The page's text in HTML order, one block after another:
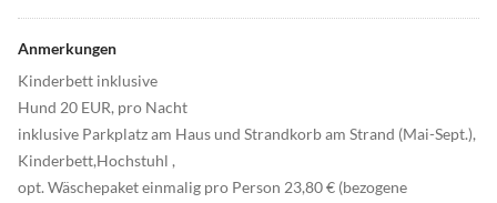
Anmerkungen
Kinderbett inklusive
Hund 20 EUR, pro Nacht
inklusive Parkplatz am Haus und Strandkorb am Strand (Mai-Sept.),
Kinderbett,Hochstuhl ,
opt. Wäschepaket einmalig pro Person 23,80 € (bezogene